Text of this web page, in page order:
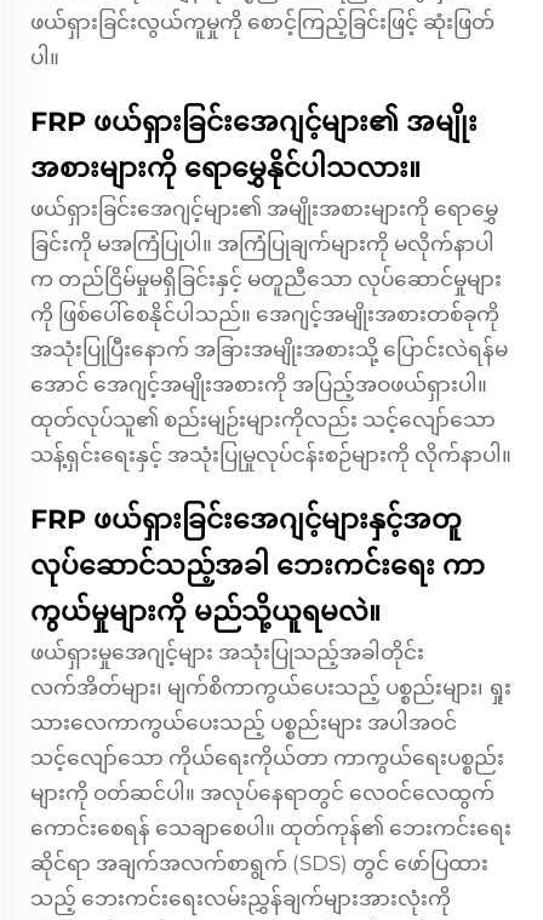
ဖယ်ရှားခြင်းလွယ်ကူမှုကို စောင့်ကြည့်ခြင်းဖြင့် ဆုံးဖြတ်
ပါ။
FRP ဖယ်ရှားခြင်းအေဂျင့်များ၏ အမျိုး
အစားများကို ရောမွှေနိုင်ပါသလား။
ဖယ်ရှားခြင်းအေဂျင့်များ၏ အမျိုးအစားများကို ရောမွှေ
ခြင်းကို မအကြံပြုပါ။ အကြံပြုချက်များကို မလိုက်နာပါ
က တည်ငြိမ်မှုမရှိခြင်းနှင့် မတူညီသော လုပ်ဆောင်မှုများ
ကို ဖြစ်ပေါ်စေနိုင်ပါသည်။ အေဂျင့်အမျိုးအစားတစ်ခုကို
အသုံးပြုပြီးနောက် အခြားအမျိုးအစားသို့ ပြောင်းလဲရန်မ
အောင် အေဂျင့်အမျိုးအစားကို အပြည့်အဝဖယ်ရှားပါ။
ထုတ်လုပ်သူ၏ စည်းမျဉ်းများကိုလည်း သင့်လျော်သော
သန့်ရှင်းရေးနှင့် အသုံးပြုမှုလုပ်ငန်းစဉ်များကို လိုက်နာပါ။
FRP ဖယ်ရှားခြင်းအေဂျင့်များနှင့်အတူ
လုပ်ဆောင်သည့်အခါ ဘေးကင်းရေး ကာ
ကွယ်မှုများကို မည်သို့ယူရမလဲ။
ဖယ်ရှားမှုအေဂျင့်များ အသုံးပြုသည့်အခါတိုင်း
လက်အိတ်များ၊ မျက်စိကာကွယ်ပေးသည့် ပစ္စည်းများ၊ ရှုး
သားလေကာကွယ်ပေးသည့် ပစ္စည်းများ အပါအဝင်
သင့်လျော်သော ကိုယ်ရေးကိုယ်တာ ကာကွယ်ရေးပစ္စည်း
များကို ဝတ်ဆင်ပါ။ အလုပ်နေရာတွင် လေဝင်လေထွက်
ကောင်းစေရန် သေချာစေပါ။ ထုတ်ကုန်၏ ဘေးကင်းရေး
ဆိုင်ရာ အချက်အလက်စာရွက် (SDS) တွင် ဖော်ပြထား
သည့် ဘေးကင်းရေးလမ်းညွှန်ချက်များအားလုံးကို